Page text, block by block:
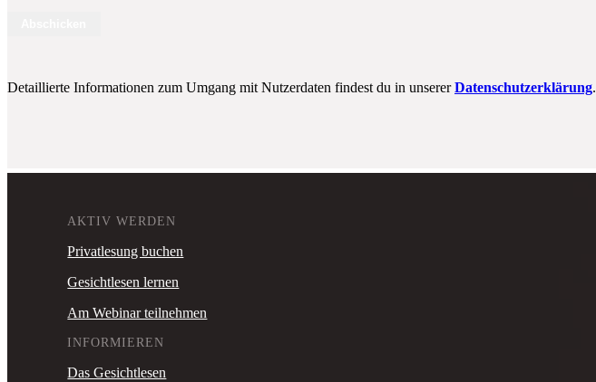
Detaillierte Informationen zum Umgang mit Nutzerdaten findest du in unsererDatenschutzerklärung.
AKTIV WERDEN
Privatlesung buchen
Gesichtlesen lernen
Am Webinar teilnehmen
INFORMIEREN
Das Gesichtlesen